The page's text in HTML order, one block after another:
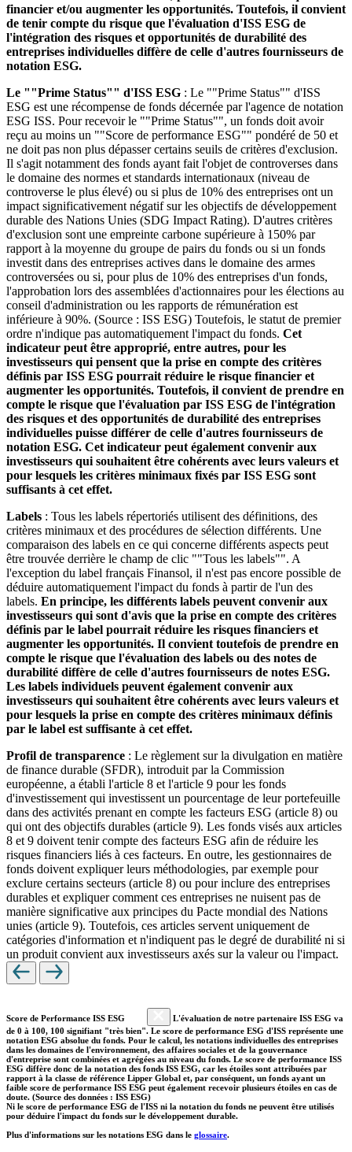
financier et/ou augmenter les opportunités. Toutefois, il convient
de tenir compte du risque que l'évaluation d'ISS ESG de
l'intégration des risques et opportunités de durabilité des
entreprises individuelles diffère de celle d'autres fournisseurs de
notation ESG.
Le ""Prime Status"" d'ISS ESG : Le ""Prime Status"" d'ISS
ESG est une récompense de fonds décernée par l'agence de notation
ESG ISS. Pour recevoir le ""Prime Status"", un fonds doit avoir
reçu au moins un ""Score de performance ESG"" pondéré de 50 et
ne doit pas non plus dépasser certains seuils de critères d'exclusion.
Il s'agit notamment des fonds ayant fait l'objet de controverses dans
le domaine des normes et standards internationaux (niveau de
controverse le plus élevé) ou si plus de 10% des entreprises ont un
impact significativement négatif sur les objectifs de développement
durable des Nations Unies (SDG Impact Rating). D'autres critères
d'exclusion sont une empreinte carbone supérieure à 150% par
rapport à la moyenne du groupe de pairs du fonds ou si un fonds
investit dans des entreprises actives dans le domaine des armes
controversées ou si, pour plus de 10% des entreprises d'un fonds,
l'approbation lors des assemblées d'actionnaires pour les élections au
conseil d'administration ou les rapports de rémunération est
inférieure à 90%. (Source : ISS ESG) Toutefois, le statut de premier
ordre n'indique pas automatiquement l'impact du fonds. Cet
indicateur peut être approprié, entre autres, pour les
investisseurs qui pensent que la prise en compte des critères
définis par ISS ESG pourrait réduire le risque financier et
augmenter les opportunités. Toutefois, il convient de prendre en
compte le risque que l'évaluation par ISS ESG de l'intégration
des risques et des opportunités de durabilité des entreprises
individuelles puisse différer de celle d'autres fournisseurs de
notation ESG. Cet indicateur peut également convenir aux
investisseurs qui souhaitent être cohérents avec leurs valeurs et
pour lesquels les critères minimaux fixés par ISS ESG sont
suffisants à cet effet.
Labels : Tous les labels répertoriés utilisent des définitions, des
critères minimaux et des procédures de sélection différents. Une
comparaison des labels en ce qui concerne différents aspects peut
être trouvée derrière le champ de clic ""Tous les labels"". A
l'exception du label français Finansol, il n'est pas encore possible de
déduire automatiquement l'impact du fonds à partir de l'un des
labels. En principe, les différents labels peuvent convenir aux
investisseurs qui sont d'avis que la prise en compte des critères
définis par le label pourrait réduire les risques financiers et
augmenter les opportunités. Il convient toutefois de prendre en
compte le risque que l'évaluation des labels ou des notes de
durabilité diffère de celle d'autres fournisseurs de notes ESG.
Les labels individuels peuvent également convenir aux
investisseurs qui souhaitent être cohérents avec leurs valeurs et
pour lesquels la prise en compte des critères minimaux définis
par le label est suffisante à cet effet.
Profil de transparence : Le règlement sur la divulgation en matière
de finance durable (SFDR), introduit par la Commission
européenne, a établi l'article 8 et l'article 9 pour les fonds
d'investissement qui investissent un pourcentage de leur portefeuille
dans des activités prenant en compte les facteurs ESG (article 8) ou
qui ont des objectifs durables (article 9). Les fonds visés aux articles
8 et 9 doivent tenir compte des facteurs ESG afin de réduire les
risques financiers liés à ces facteurs. En outre, les gestionnaires de
fonds doivent expliquer leurs méthodologies, par exemple pour
exclure certains secteurs (article 8) ou pour inclure des entreprises
durables et expliquer comment ces entreprises ne nuisent pas de
manière significative aux principes du Pacte mondial des Nations
unies (article 9). Toutefois, ces articles servent uniquement de
catégories d'information et n'indiquent pas le degré de durabilité ni si
un produit convient aux investisseurs axés sur la valeur ou l'impact.
Score de Performance ISS ESG
L'évaluation de notre partenaire ISS ESG va
de 0 à 100, 100 signifiant "très bien". Le score de performance ESG d'ISS représente une
notation ESG absolue du fonds. Pour le calcul, les notations individuelles des entreprises
dans les domaines de l'environnement, des affaires sociales et de la gouvernance
d'entreprise sont combinées et agrégées au niveau du fonds. Le score de performance ISS
ESG diffère donc de la notation des fonds ISS ESG, car les étoiles sont attribuées par
rapport à la classe de référence Lipper Global et, par conséquent, un fonds ayant un
faible score de performance ISS ESG peut également recevoir plusieurs étoiles en cas de
doute. (Source des données : ISS ESG)
Ni le score de performance ESG de l'ISS ni la notation du fonds ne peuvent être utilisés
pour déduire l'impact du fonds sur le développement durable.
Plus d'informations sur les notations ESG dans le glossaire.